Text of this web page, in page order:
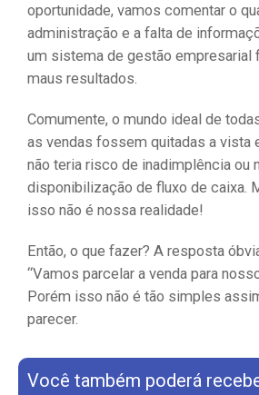
oportunidade, vamos comentar o
administração e a falta de
um sistema de gestão empresarial
maus resultados.
Comumente, o mundo ideal de
as vendas fossem quitadas a vista
não teria risco de inadimplência ou
disponibilização de fluxo de caixa.
isso não é nossa realidade!
Então, o que fazer? A resposta
“Vamos parcelar a venda para
Porém isso não é tão simples
parecer.
Você também poderá